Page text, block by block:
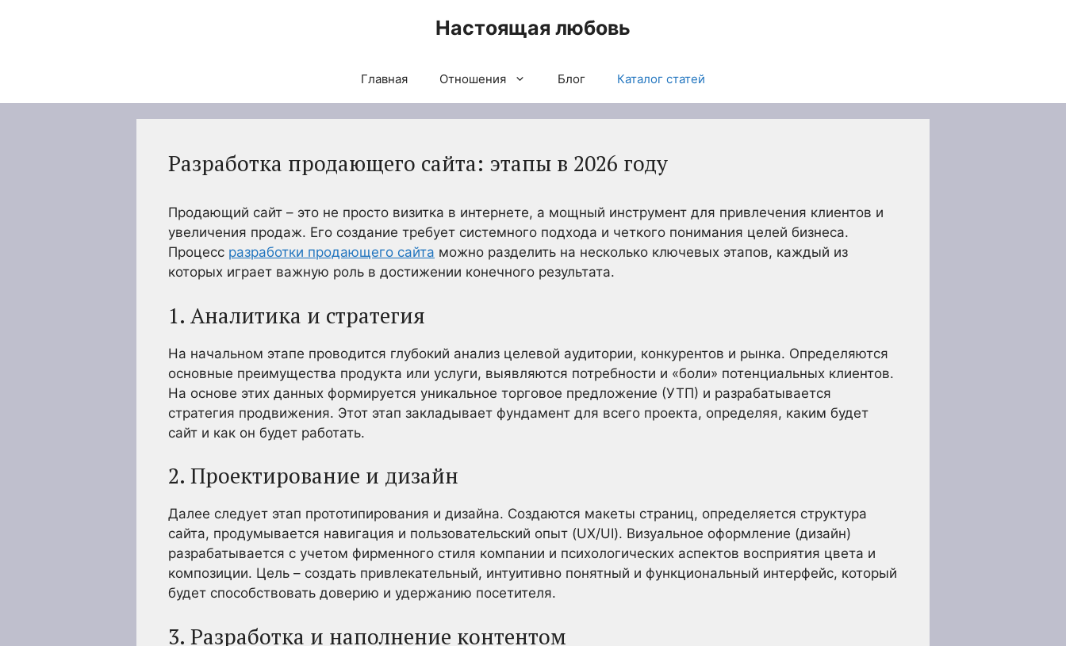
Настоящая любовь
Главная Отношения Блог Каталог статей
Разработка продающего сайта: этапы в 2026 году
Продающий сайт – это не просто визитка в интернете, а мощный инструмент для привлечения клиентов и
увеличения продаж. Его создание требует системного подхода и четкого понимания целей бизнеса.
Процесс разработки продающего сайта можно разделить на несколько ключевых этапов, каждый из
которых играет важную роль в достижении конечного результата.
1. Аналитика и стратегия
На начальном этапе проводится глубокий анализ целевой аудитории, конкурентов и рынка. Определяются
основные преимущества продукта или услуги, выявляются потребности и «боли» потенциальных клиентов.
На основе этих данных формируется уникальное торговое предложение (УТП) и разрабатывается
стратегия продвижения. Этот этап закладывает фундамент для всего проекта, определяя, каким будет
сайт и как он будет работать.
2. Проектирование и дизайн
Далее следует этап прототипирования и дизайна. Создаются макеты страниц, определяется структура
сайта, продумывается навигация и пользовательский опыт (UX/UI). Визуальное оформление (дизайн)
разрабатывается с учетом фирменного стиля компании и психологических аспектов восприятия цвета и
композиции. Цель – создать привлекательный, интуитивно понятный и функциональный интерфейс, который
будет способствовать доверию и удержанию посетителя.
3. Разработка и наполнение контентом